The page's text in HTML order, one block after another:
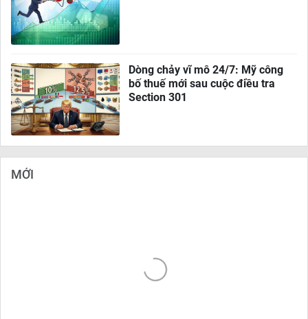
Dòng chảy vĩ mô 24/7: Mỹ công
bố thuế mới sau cuộc điều tra
Section 301
MỚI